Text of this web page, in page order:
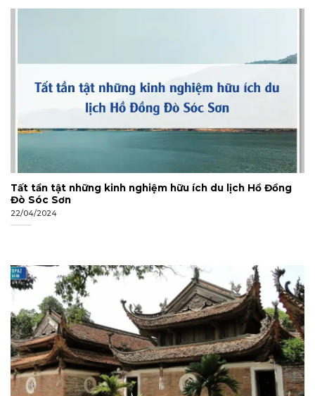
Tất tần tật những kinh nghiệm hữu ích du lịch Hồ Đồng
Đò Sóc Sơn
22/04/2024